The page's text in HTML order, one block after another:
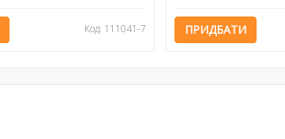
Код: 111041-7 ПРИДБАТИ